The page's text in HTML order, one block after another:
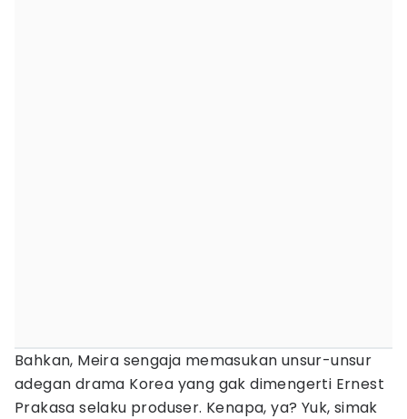
Bahkan, Meira sengaja memasukan unsur-unsur
adegan drama Korea yang gak dimengerti Ernest
Prakasa selaku produser. Kenapa, ya? Yuk, simak